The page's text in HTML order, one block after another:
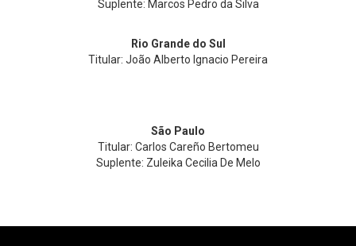
Suplente: Marcos Pedro da Silva
Rio Grande do Sul
Titular: João Alberto Ignacio Pereira
São Paulo
Titular: Carlos Careño Bertomeu
Suplente: Zuleika Cecilia De Melo